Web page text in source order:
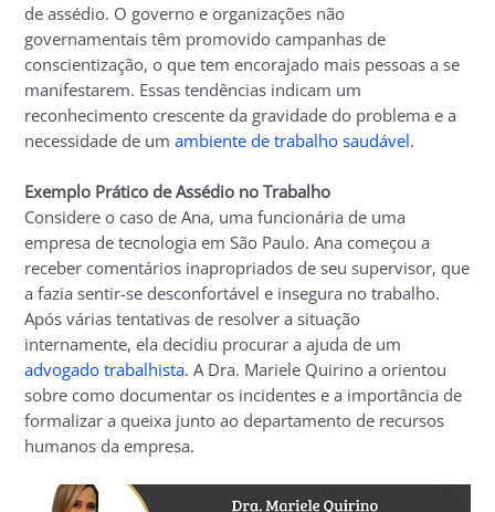
de assédio. O governo e organizações não
governamentais têm promovido campanhas de
conscientização, o que tem encorajado mais pessoas a se
manifestarem. Essas tendências indicam um
reconhecimento crescente da gravidade do problema e a
necessidade de umambiente de trabalho saudável.
Exemplo Prático de Assédio no Trabalho
Considere o caso de Ana, uma funcionária de uma
empresa de tecnologia em São Paulo. Ana começou a
receber comentários inapropriados de seu supervisor, que
a fazia sentir-se desconfortável e insegura no trabalho.
Após várias tentativas de resolver a situação
internamente, ela decidiu procurar a ajuda de um
advogado trabalhista. A Dra. Mariele Quirino a orientou
sobre como documentar os incidentes e a importância de
formalizar a queixa junto ao departamento de recursos
humanos da empresa.